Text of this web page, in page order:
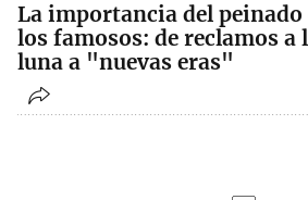
La importancia del peinado
los famosos: de reclamos a
luna a "nuevas eras"